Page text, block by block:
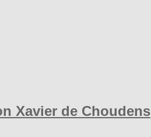
Xavier de Choudens